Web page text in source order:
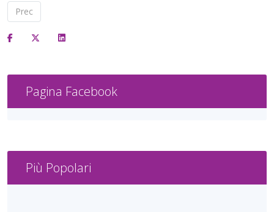
Articolo precedente: Esempio di programmazione
Prec
Pagina Facebook
Più Popolari